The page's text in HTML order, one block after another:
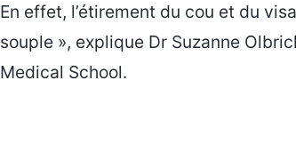
En effet, l’étirement du cou et du
souple », explique Dr Suzanne
Medical School.